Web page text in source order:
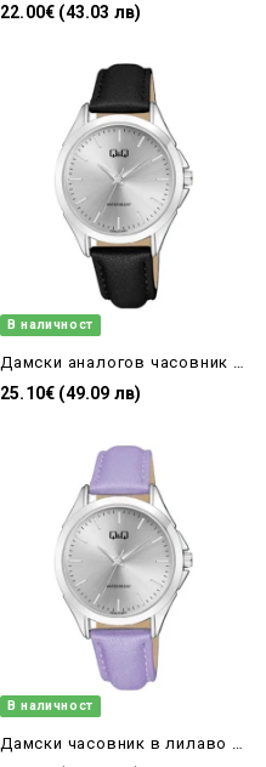
22.00€ (43.03 лв)
В наличност
25.10€ (49.09 лв)
В наличност